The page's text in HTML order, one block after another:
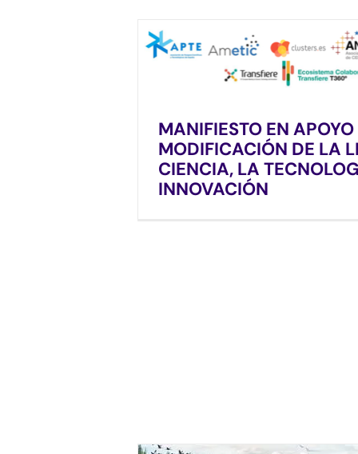
MANIFIESTO EN
MODIFICACIÓN DE LA
CIENCIA, LA
INNOVACIÓN